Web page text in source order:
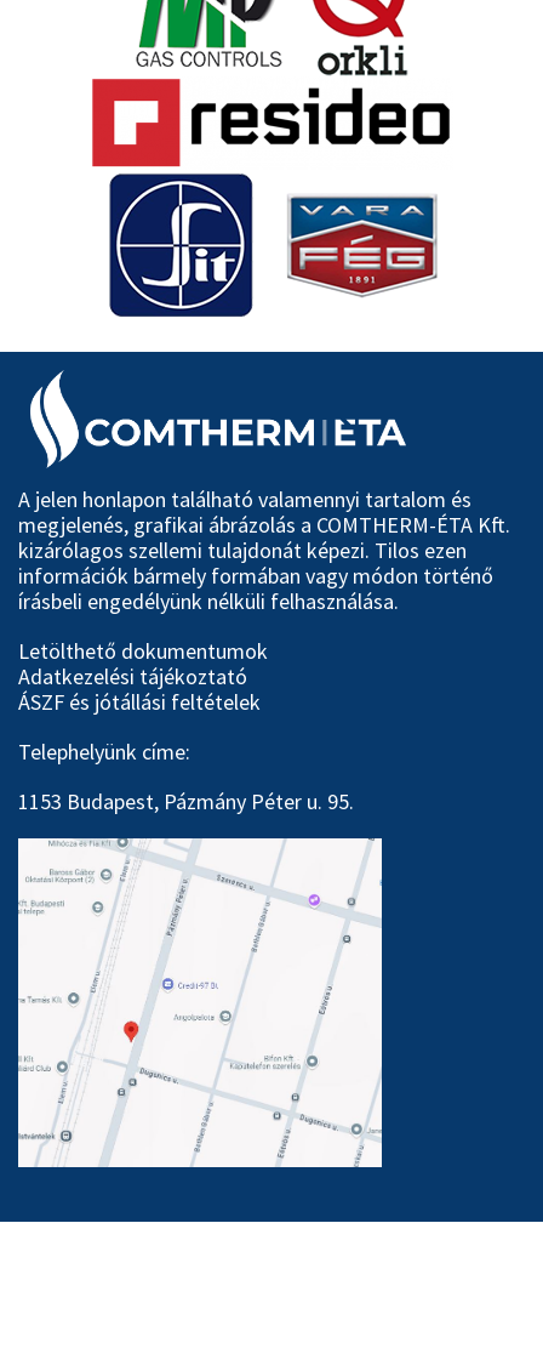
A jelen honlapon található valamennyi tartalom és
megjelenés, grafikai ábrázolás a COMTHERM-ÉTA Kft.
kizárólagos szellemi tulajdonát képezi. Tilos ezen
információk bármely formában vagy módon történő
írásbeli engedélyünk nélküli felhasználása.
Letölthető dokumentumok
Adatkezelési tájékoztató
ÁSZF és jótállási feltételek
Telephelyünk címe:
1153 Budapest, Pázmány Péter u. 95.